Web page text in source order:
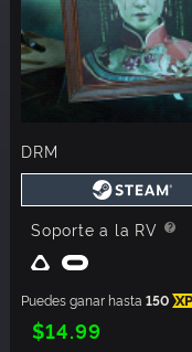
DRM
Soporte a la RV
Puedes ganar hasta 150 XP
$14.99